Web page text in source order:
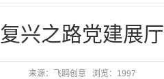
复兴之路党建展厅
来源： 飞鸥创意 浏览： 1997